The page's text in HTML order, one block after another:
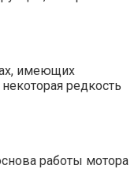
имеющих
редкость
работы мотора